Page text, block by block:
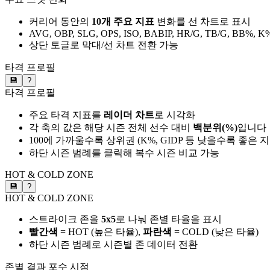
커리어 동안의 10개 주요 지표 변화를 선 차트로 표시
AVG, OBP, SLG, OPS, ISO, BABIP, HR/G, TB/G, BB%,
상단 토글로 막대/선 차트 전환 가능
타격 프로필
💾 ?
타격 프로필
주요 타격 지표를 레이더 차트로 시각화
각 축의 값은 해당 시즌 전체 선수 대비 백분위(%)입니다
100에 가까울수록 상위권 (K%, GIDP 등 낮을수록 좋은
하단 시즌 범례를 클릭해 복수 시즌 비교 가능
HOT & COLD ZONE
💾 ?
HOT & COLD ZONE
스트라이크 존을 5x5로 나눠 존별 타율을 표시
빨간색 = HOT (높은 타율), 파란색 = COLD (낮은 타율)
하단 시즌 범례로 시즌별 존 데이터 전환
존별 결과 포수 시점